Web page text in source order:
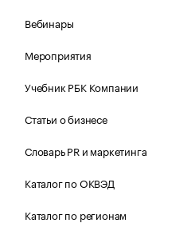
Вебинары
Мероприятия
Учебник РБК Компании
Статьи о бизнесе
Словарь PR и маркетинга
Каталог по ОКВЭД
Каталог по регионам